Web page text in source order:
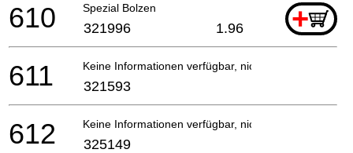
Spezial Bolzen +
610 321996 1.96
Keine Informationen verfügbar, nicht bestellbar
611 321593
Keine Informationen verfügbar, nicht bestellbar
612 325149